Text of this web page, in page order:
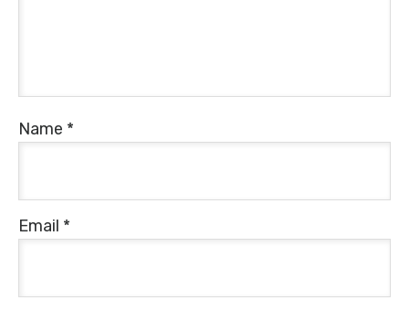
Name *
Email *